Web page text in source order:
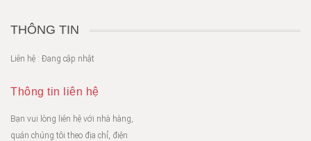
THÔNG TIN
Liên hệ : Đang cập nhật
Thông tin liên hệ
Bạn vui lòng liên hệ với nhà hàng,
quán chúng tôi theo địa chỉ, điện